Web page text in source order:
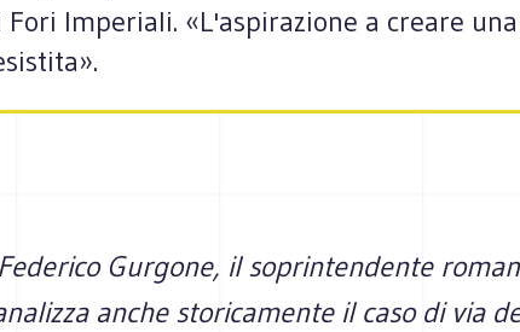
Imperiali. «L'aspirazione a creare
Gurgone, il soprintendente
anche storicamente il caso di via